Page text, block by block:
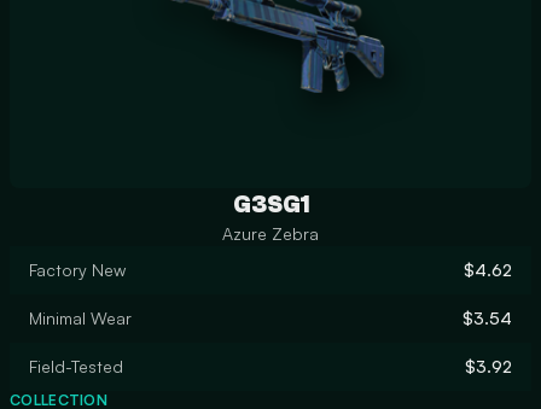
G3SG1
Azure Zebra
Factory New
$4.62
Minimal Wear $3.54
Field-Tested $3.92
COLLECTION